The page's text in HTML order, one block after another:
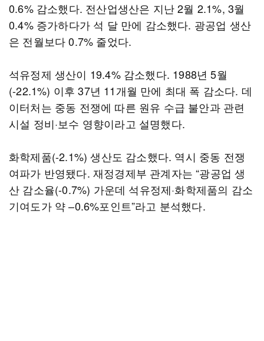
0.6% 감소했다. 전산업생산은 지난 2월 2.1%, 3월
0.4% 증가하다가 석 달 만에 감소했다. 광공업 생산
은 전월보다 0.7% 줄었다.
석유정제 생산이 19.4% 감소했다. 1988년 5월
(-22.1%) 이후 37년 11개월 만에 최대 폭 감소다. 데
이터처는 중동 전쟁에 따른 원유 수급 불안과 관련
시설 정비·보수 영향이라고 설명했다.
화학제품(-2.1%) 생산도 감소했다. 역시 중동 전쟁
여파가 반영됐다. 재정경제부 관계자는 “광공업 생
산 감소율(-0.7%) 가운데 석유정제·화학제품의 감소
기여도가 약 –0.6%포인트”라고 분석했다.